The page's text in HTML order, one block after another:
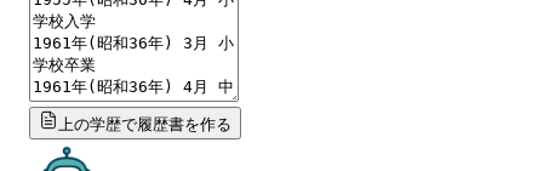
上の学歴で履歴書を作る